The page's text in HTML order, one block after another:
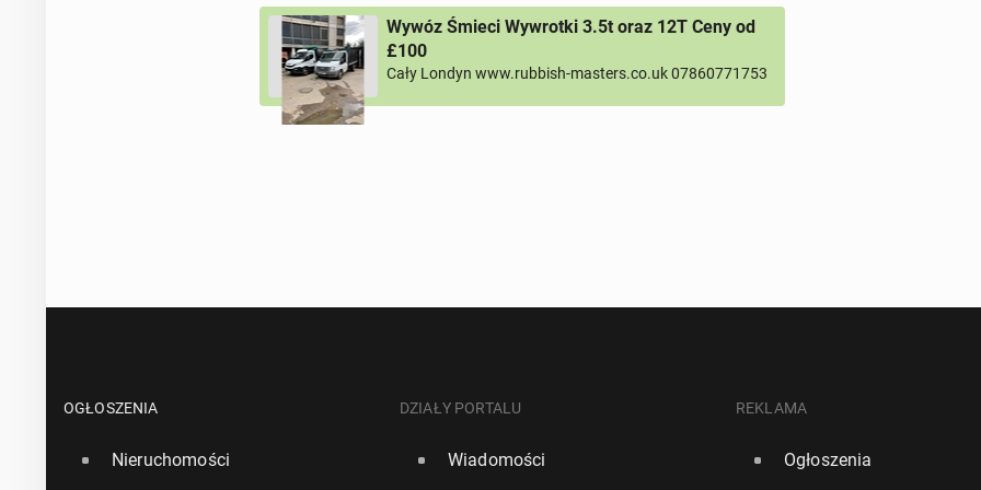
Wywóz Śmieci Wywrotki 3.5t oraz 12T Ceny od
£100
Cały Londyn www.rubbish-masters.co.uk 07860771753
OGŁOSZENIA
Nieruchomości
DZIAŁY PORTALU
Wiadomości
REKLAMA
Ogłoszenia